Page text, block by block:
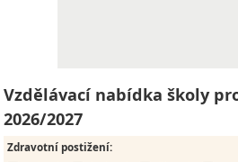
Vzdělávací nabídka školy
2026/2027
Zdravotní postižení: